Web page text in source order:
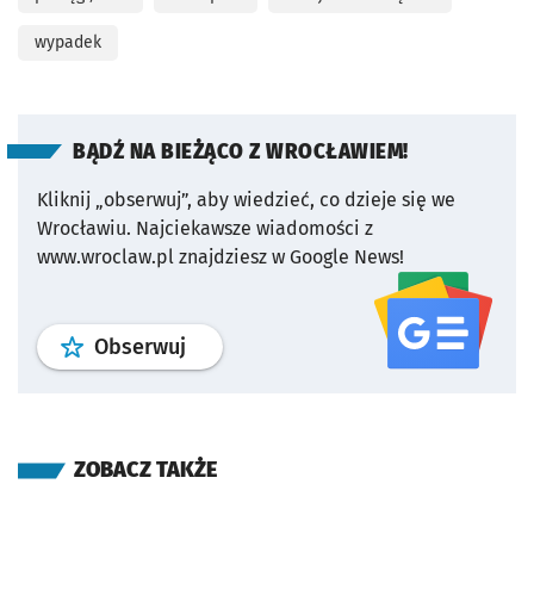
wypadek
BĄDŹ NA BIEŻĄCO Z WROCŁAWIEM!
Kliknij „obserwuj”, aby wiedzieć, co dzieje się we
Wrocławiu. Najciekawsze wiadomości z
www.wroclaw.pl znajdziesz w Google News!
Obserwuj profil serwisu
ZOBACZ TAKŻE